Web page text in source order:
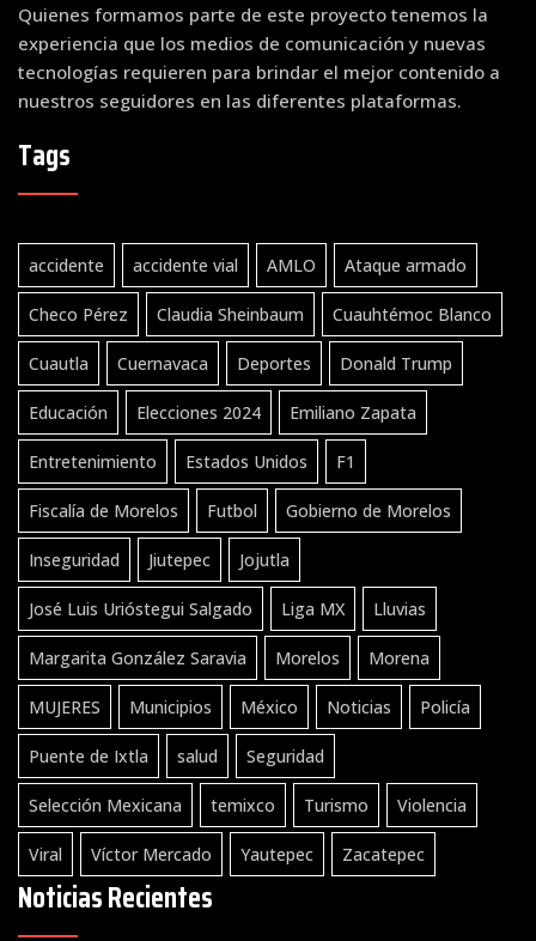
Quienes formamos parte de este proyecto tenemos la
experiencia que los medios de comunicación y nuevas
tecnologías requieren para brindar el mejor contenido a
nuestros seguidores en las diferentes plataformas.
Tags
accidente accidente vial AMLO Ataque armado
Checo Pérez Claudia Sheinbaum Cuauhtémoc Blanco
Cuautla Cuernavaca Deportes Donald Trump
Educación Elecciones 2024 Emiliano Zapata
Entretenimiento Estados Unidos F1
Fiscalía de Morelos Futbol Gobierno de Morelos
Inseguridad Jiutepec Jojutla
José Luis Urióstegui Salgado Liga MX Lluvias
Margarita González Saravia Morelos Morena
MUJERES Municipios México Noticias Policía
Puente de Ixtla salud Seguridad
Selección Mexicana temixco Turismo Violencia
Viral Víctor Mercado Yautepec Zacatepec
Noticias Recientes